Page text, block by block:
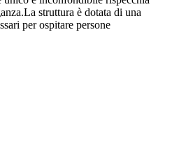
struttura è dotata di una
per ospitare persone